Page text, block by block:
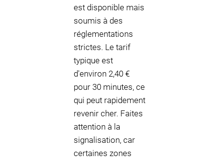
est disponible mais
soumis à des
réglementations
strictes. Le tarif
typique est
d'environ 2,40 €
pour 30 minutes, ce
qui peut rapidement
revenir cher. Faites
attention à la
signalisation, car
certaines zones